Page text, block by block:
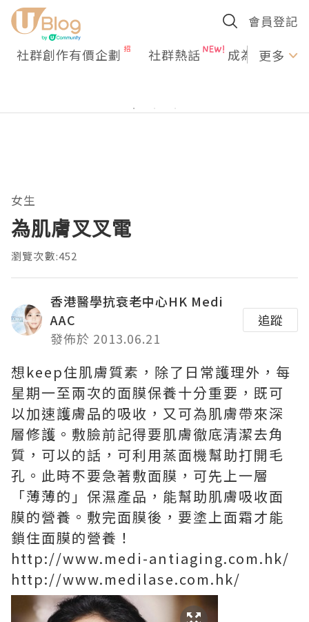
會員登記
社群創作有價企劃 社群熱話 成為U更多
女生
為肌膚叉叉電
瀏覽次數:452
香港醫學抗衰老中心HK Medi
AAC
發佈於 2013.06.21
追蹤
想keep住肌膚質素，除了日常護理外，每
星期一至兩次的面膜保養十分重要，既可
以加速護膚品的吸收，又可為肌膚帶來深
層修護。敷臉前記得要肌膚徹底清潔去角
質，可以的話，可利用蒸面機幫助打開毛
孔。此時不要急著敷面膜，可先上一層
「薄薄的」保濕產品，能幫助肌膚吸收面
膜的營養。敷完面膜後，要塗上面霜才能
鎖住面膜的營養！
http://www.medi-antiaging.com.hk/
http://www.medilase.com.hk/